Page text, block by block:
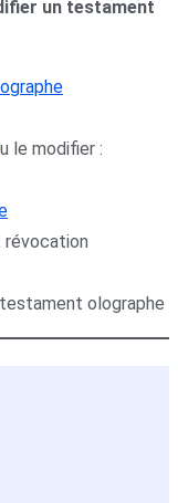
un testament
le modifier :
révocation
olographe